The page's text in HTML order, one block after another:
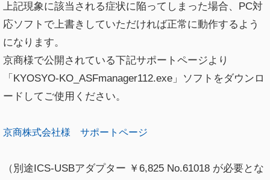
上記現象に該当される症状に陥ってしまった場合、PC対
応ソフトで上書きしていただければ正常に動作するよう
になります。
京商様で公開されている下記サポートページより
「KYOSYO-KO_ASFmanager112.exe」ソフトをダウンロ
ードしてご使用ください。
京商株式会社様 サポートページ
（別途ICS-USBアダプター ￥6,825 No.61018 が必要とな